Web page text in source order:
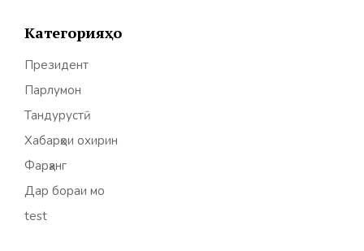
Категорияҳо
Президент
Парлумон
Тандурустӣ
Хабарҳои охирин
Фарҳанг
Дар бораи мо
test